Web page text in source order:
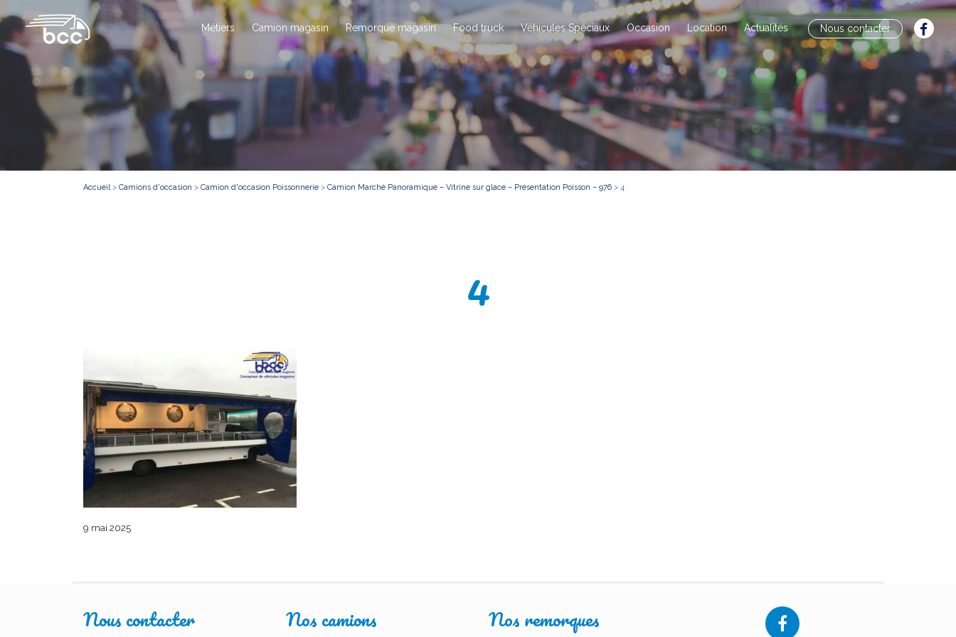
Métiers Camion magasin Remorque magasin Food truck Véhicules Spéciaux Occasion Location Actualités Nous contacter
Accueil> Camions d'occasion > Camion d'occasion Poissonnerie > Camion Marché Panoramique – Vitrine sur glace – Présentation Poisson – 976 > 4
4
9 mai 2025
Nous contacter Nos camions Nos remorques